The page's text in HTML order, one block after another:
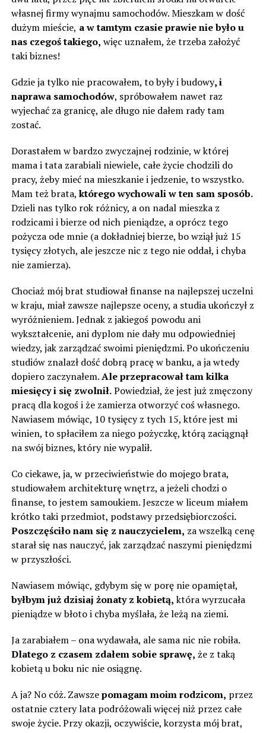
własnej firmy wynajmu samochodów. Mieszkam w dość
dużym mieście, a w tamtym czasie prawie nie było u
nas czegoś takiego, więc uznałem, że trzeba założyć
taki biznes!
Gdzie ja tylko nie pracowałem, to były i budowy, i
naprawa samochodów, spróbowałem nawet raz
wyjechać za granicę, ale długo nie dałem rady tam
zostać.
Dorastałem w bardzo zwyczajnej rodzinie, w której
mama i tata zarabiali niewiele, całe życie chodzili do
pracy, żeby mieć na mieszkanie i jedzenie, to wszystko.
Mam też brata,którego wychowali w ten sam sposób.
Dzieli nas tylko rok różnicy, a on nadal mieszka z
rodzicami i bierze od nich pieniądze, a oprócz tego
pożycza ode mnie (a dokładniej bierze, bo wziął już 15
tysięcy złotych, ale jeszcze nic z tego nie oddał, i chyba
nie zamierza).
Chociaż mój brat studiował finanse na najlepszej uczelni
w kraju, miał zawsze najlepsze oceny, a studia ukończył z
wyróżnieniem. Jednak z jakiegoś powodu ani
wykształcenie, ani dyplom nie dały mu odpowiedniej
wiedzy, jak zarządzać swoimi pieniędzmi. Po ukończeniu
studiów znalazł dość dobrą pracę w banku, a ja wtedy
dopiero zaczynałem.Ale przepracował tam kilka
miesięcy i się zwolnił.Powiedział, że jest już zmęczony
pracą dla kogoś i że zamierza otworzyć coś własnego.
Nawiasem mówiąc, 10 tysięcy z tych 15, które jest mi
winien, to spłaciłem za niego pożyczkę, którą zaciągnął
na swój biznes, który nie wypalił.
Co ciekawe, ja, w przeciwieństwie do mojego brata,
studiowałem architekturę wnętrz, a jeżeli chodzi o
finanse, to jestem samoukiem. Jeszcze w liceum miałem
krótko taki przedmiot, podstawy przedsiębiorczości.
Poszczęściło nam się z nauczycielem, za wszelką cenę
starał się nas nauczyć, jak zarządzać naszymi pieniędzmi
w przyszłości.
Nawiasem mówiąc, gdybym się w porę nie opamiętał,
byłbym już dzisiaj żonaty z kobietą,która wyrzucała
pieniądze w błoto i chyba myślała, że leżą na ziemi.
Ja zarabiałem – ona wydawała, ale sama nic nie robiła.
Dlatego z czasem zdałem sobie sprawę, że z taką
kobietą u boku nic nie osiągnę.
A ja? No cóż. Zawszepomagam moim rodzicom, przez
ostatnie cztery lata podróżowali więcej niż przez całe
swoje życie. Przy okazji, oczywiście, korzysta mój brat,